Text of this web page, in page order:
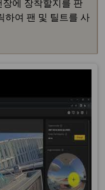
에 장착할지를 판
하여 팬 및 틸트를 사